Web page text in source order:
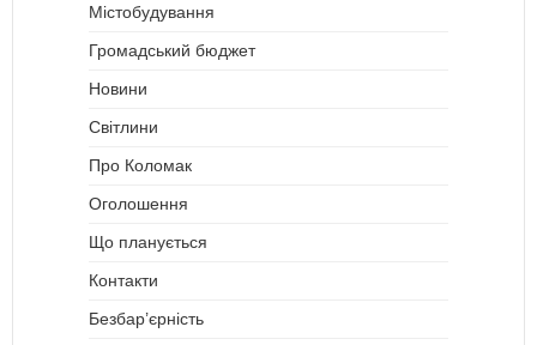
Містобудування
Громадський бюджет
Новини
Світлини
Про Коломак
Оголошення
Що планується
Контакти
Безбар’єрність